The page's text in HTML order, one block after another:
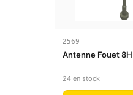
2569
Antenne Fouet 8H
24 en stock